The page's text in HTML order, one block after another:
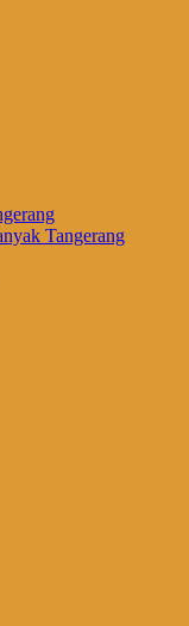
Tangerang